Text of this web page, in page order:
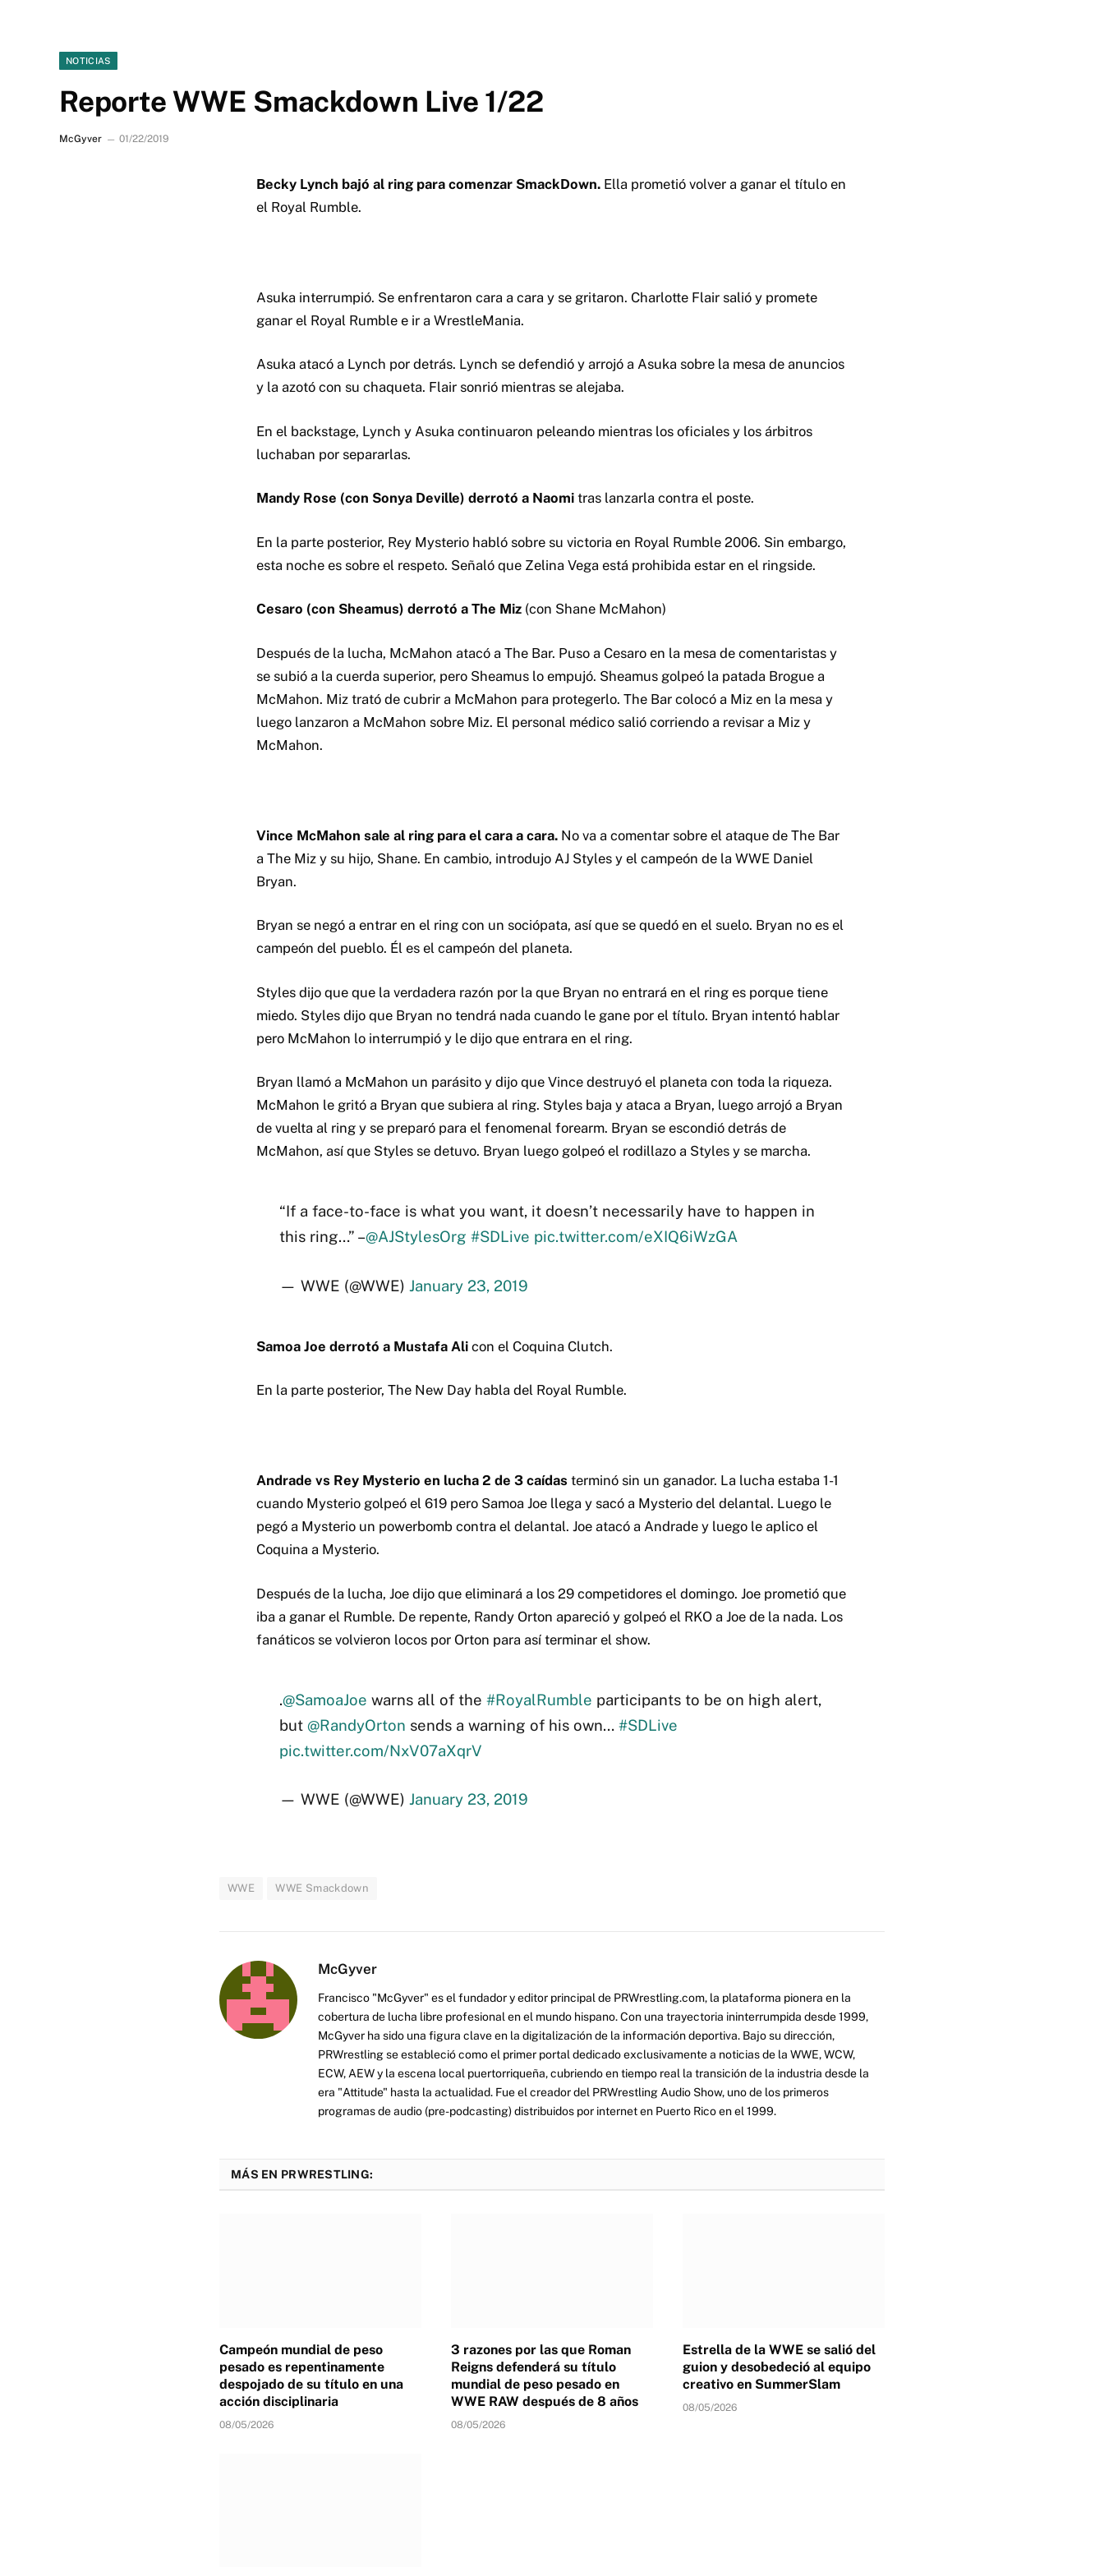
NOTICIAS
Reporte WWE Smackdown Live 1/22
McGyver 01/22/2019
Becky Lynch bajó al ring para comenzar SmackDown. Ella prometió volver a ganar el título en
el Royal Rumble.
Asuka interrumpió. Se enfrentaron cara a cara y se gritaron. Charlotte Flair salió y promete
ganar el Royal Rumble e ir a WrestleMania.
Asuka atacó a Lynch por detrás. Lynch se defendió y arrojó a Asuka sobre la mesa de anuncios
y la azotó con su chaqueta. Flair sonrió mientras se alejaba.
En el backstage, Lynch y Asuka continuaron peleando mientras los oficiales y los árbitros
luchaban por separarlas.
Mandy Rose (con Sonya Deville) derrotó a Naomi tras lanzarla contra el poste.
En la parte posterior, Rey Mysterio habló sobre su victoria en Royal Rumble 2006. Sin embargo,
esta noche es sobre el respeto. Señaló que Zelina Vega está prohibida estar en el ringside.
Cesaro (con Sheamus) derrotó a The Miz (con Shane McMahon)
Después de la lucha, McMahon atacó a The Bar. Puso a Cesaro en la mesa de comentaristas y
se subió a la cuerda superior, pero Sheamus lo empujó. Sheamus golpeó la patada Brogue a
McMahon. Miz trató de cubrir a McMahon para protegerlo. The Bar colocó a Miz en la mesa y
luego lanzaron a McMahon sobre Miz. El personal médico salió corriendo a revisar a Miz y
McMahon.
Vince McMahon sale al ring para el cara a cara. No va a comentar sobre el ataque de The Bar
a The Miz y su hijo, Shane. En cambio, introdujo AJ Styles y el campeón de la WWE Daniel
Bryan.
Bryan se negó a entrar en el ring con un sociópata, así que se quedó en el suelo. Bryan no es el
campeón del pueblo. Él es el campeón del planeta.
Styles dijo que que la verdadera razón por la que Bryan no entrará en el ring es porque tiene
miedo. Styles dijo que Bryan no tendrá nada cuando le gane por el título. Bryan intentó hablar
pero McMahon lo interrumpió y le dijo que entrara en el ring.
Bryan llamó a McMahon un parásito y dijo que Vince destruyó el planeta con toda la riqueza.
McMahon le gritó a Bryan que subiera al ring. Styles baja y ataca a Bryan, luego arrojó a Bryan
de vuelta al ring y se preparó para el fenomenal forearm. Bryan se escondió detrás de
McMahon, así que Styles se detuvo. Bryan luego golpeó el rodillazo a Styles y se marcha.
“If a face-to-face is what you want, it doesn’t necessarily have to happen in
this ring…” –@AJStylesOrg #SDLive pic.twitter.com/eXIQ6iWzGA
— WWE (@WWE) January 23, 2019
Samoa Joe derrotó a Mustafa Ali con el Coquina Clutch.
En la parte posterior, The New Day habla del Royal Rumble.
Andrade vs Rey Mysterio en lucha 2 de 3 caídas terminó sin un ganador. La lucha estaba 1-1
cuando Mysterio golpeó el 619 pero Samoa Joe llega y sacó a Mysterio del delantal. Luego le
pegó a Mysterio un powerbomb contra el delantal. Joe atacó a Andrade y luego le aplico el
Coquina a Mysterio.
Después de la lucha, Joe dijo que eliminará a los 29 competidores el domingo. Joe prometió que
iba a ganar el Rumble. De repente, Randy Orton apareció y golpeó el RKO a Joe de la nada. Los
fanáticos se volvieron locos por Orton para así terminar el show.
.@SamoaJoe warns all of the #RoyalRumble participants to be on high alert,
but @RandyOrton sends a warning of his own… #SDLive
pic.twitter.com/NxV07aXqrV
— WWE (@WWE) January 23, 2019
WWE WWE Smackdown
McGyver
Francisco "McGyver" es el fundador y editor principal de PRWrestling.com, la plataforma pionera en la
cobertura de lucha libre profesional en el mundo hispano. Con una trayectoria ininterrumpida desde 1999,
McGyver ha sido una figura clave en la digitalización de la información deportiva. Bajo su dirección,
PRWrestling se estableció como el primer portal dedicado exclusivamente a noticias de la WWE, WCW,
ECW, AEW y la escena local puertorriqueña, cubriendo en tiempo real la transición de la industria desde la
era "Attitude" hasta la actualidad. Fue el creador del PRWrestling Audio Show, uno de los primeros
programas de audio (pre-podcasting) distribuidos por internet en Puerto Rico en el 1999.
MÁS EN PRWRESTLING:
Campeón mundial de peso
pesado es repentinamente
despojado de su título en una
acción disciplinaria
08/05/2026
3 razones por las que Roman
Reigns defenderá su título
mundial de peso pesado en
WWE RAW después de 8 años
08/05/2026
Estrella de la WWE se salió del
guion y desobedeció al equipo
creativo en SummerSlam
08/05/2026